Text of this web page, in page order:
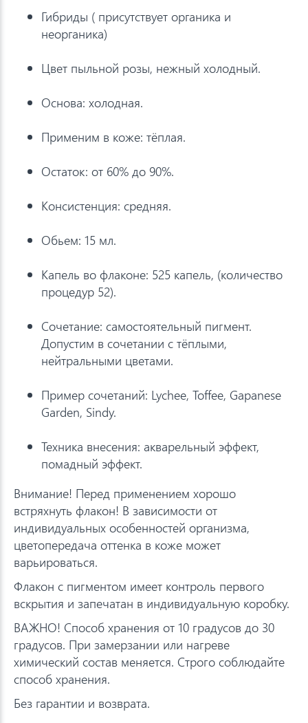
Гибриды ( присутствует органика и
неорганика)
Цвет пыльной розы, нежный холодный.
Основа: холодная.
Применим в коже: тёплая.
Остаток: от 60% до 90%.
Консистенция: средняя.
Обьем: 15 мл.
Капель во флаконе: 525 капель, (количество
процедур 52).
Сочетание: самостоятельный пигмент.
Допустим в сочетании с тёплыми,
нейтральными цветами.
Пример сочетаний: Lychee, Toffee, Gapanese
Garden, Sindy.
Техника внесения: акварельный эффект,
помадный эффект.
Внимание! Перед применением хорошо
встряхнуть флакон! В зависимости от
индивидуальных особенностей организма,
цветопередача оттенка в коже может
варьироваться.
Флакон с пигментом имеет контроль первого
вскрытия и запечатан в индивидуальную коробку.
ВАЖНО! Способ хранения от 10 градусов до 30
градусов. При замерзании или нагреве
химический состав меняется. Строго соблюдайте
способ хранения.
Без гарантии и возврата.